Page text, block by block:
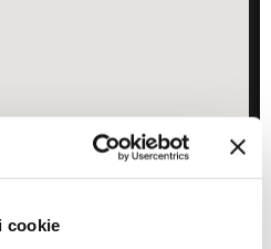
cookie